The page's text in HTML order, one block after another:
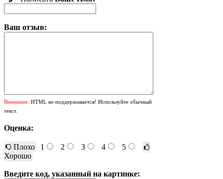
Ваш отзыв:
Внимание: HTML не поддерживается! Используйте обычный
текст.
Оценка:
Плохо 1 2 3 4
5
Хорошо
Введите код, указанный на картинке: